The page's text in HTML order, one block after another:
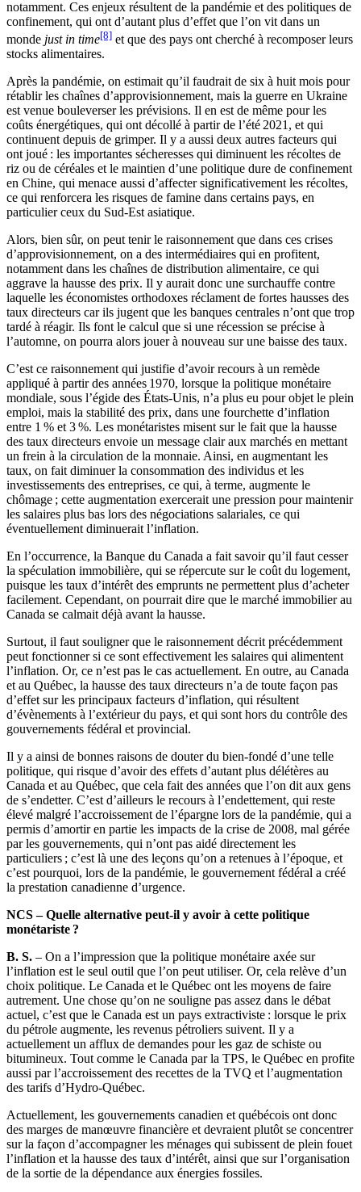
notamment. Ces enjeux résultent de la pandémie et des politiques de
confinement, qui ont d’autant plus d’effet que l’on vit dans un
monde just in time[8] et que des pays ont cherché à recomposer leurs
stocks alimentaires.
Après la pandémie, on estimait qu’il faudrait de six à huit mois pour
rétablir les chaînes d’approvisionnement, mais la guerre en Ukraine
est venue bouleverser les prévisions. Il en est de même pour les
coûts énergétiques, qui ont décollé à partir de l’été 2021, et qui
continuent depuis de grimper. Il y a aussi deux autres facteurs qui
ont joué : les importantes sécheresses qui diminuent les récoltes de
riz ou de céréales et le maintien d’une politique dure de confinement
en Chine, qui menace aussi d’affecter significativement les récoltes,
ce qui renforcera les risques de famine dans certains pays, en
particulier ceux du Sud-Est asiatique.
Alors, bien sûr, on peut tenir le raisonnement que dans ces crises
d’approvisionnement, on a des intermédiaires qui en profitent,
notamment dans les chaînes de distribution alimentaire, ce qui
aggrave la hausse des prix. Il y aurait donc une surchauffe contre
laquelle les économistes orthodoxes réclament de fortes hausses des
taux directeurs car ils jugent que les banques centrales n’ont que trop
tardé à réagir. Ils font le calcul que si une récession se précise à
l’automne, on pourra alors jouer à nouveau sur une baisse des taux.
C’est ce raisonnement qui justifie d’avoir recours à un remède
appliqué à partir des années 1970, lorsque la politique monétaire
mondiale, sous l’égide des États-Unis, n’a plus eu pour objet le plein
emploi, mais la stabilité des prix, dans une fourchette d’inflation
entre 1 % et 3 %. Les monétaristes misent sur le fait que la hausse
des taux directeurs envoie un message clair aux marchés en mettant
un frein à la circulation de la monnaie. Ainsi, en augmentant les
taux, on fait diminuer la consommation des individus et les
investissements des entreprises, ce qui, à terme, augmente le
chômage ; cette augmentation exercerait une pression pour maintenir
les salaires plus bas lors des négociations salariales, ce qui
éventuellement diminuerait l’inflation.
En l’occurrence, la Banque du Canada a fait savoir qu’il faut cesser
la spéculation immobilière, qui se répercute sur le coût du logement,
puisque les taux d’intérêt des emprunts ne permettent plus d’acheter
facilement. Cependant, on pourrait dire que le marché immobilier au
Canada se calmait déjà avant la hausse.
Surtout, il faut souligner que le raisonnement décrit précédemment
peut fonctionner si ce sont effectivement les salaires qui alimentent
l’inflation. Or, ce n’est pas le cas actuellement. En outre, au Canada
et au Québec, la hausse des taux directeurs n’a de toute façon pas
d’effet sur les principaux facteurs d’inflation, qui résultent
d’évènements à l’extérieur du pays, et qui sont hors du contrôle des
gouvernements fédéral et provincial.
Il y a ainsi de bonnes raisons de douter du bien-fondé d’une telle
politique, qui risque d’avoir des effets d’autant plus délétères au
Canada et au Québec, que cela fait des années que l’on dit aux gens
de s’endetter. C’est d’ailleurs le recours à l’endettement, qui reste
élevé malgré l’accroissement de l’épargne lors de la pandémie, qui a
permis d’amortir en partie les impacts de la crise de 2008, mal gérée
par les gouvernements, qui n’ont pas aidé directement les
particuliers ; c’est là une des leçons qu’on a retenues à l’époque, et
c’est pourquoi, lors de la pandémie, le gouvernement fédéral a créé
la prestation canadienne d’urgence.
NCS – Quelle alternative peut-il y avoir à cette politique
monétariste ?
B. S. – On a l’impression que la politique monétaire axée sur
l’inflation est le seul outil que l’on peut utiliser. Or, cela relève d’un
choix politique. Le Canada et le Québec ont les moyens de faire
autrement. Une chose qu’on ne souligne pas assez dans le débat
actuel, c’est que le Canada est un pays extractiviste : lorsque le prix
du pétrole augmente, les revenus pétroliers suivent. Il y a
actuellement un afflux de demandes pour les gaz de schiste ou
bitumineux. Tout comme le Canada par la TPS, le Québec en profite
aussi par l’accroissement des recettes de la TVQ et l’augmentation
des tarifs d’Hydro-Québec.
Actuellement, les gouvernements canadien et québécois ont donc
des marges de manœuvre financière et devraient plutôt se concentrer
sur la façon d’accompagner les ménages qui subissent de plein fouet
l’inflation et la hausse des taux d’intérêt, ainsi que sur l’organisation
de la sortie de la dépendance aux énergies fossiles.